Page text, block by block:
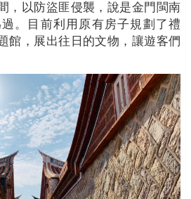
，以防盜匪侵襲，說是金門閩南
。目前利用原有房子規劃了禮
館，展出往日的文物，讓遊客們